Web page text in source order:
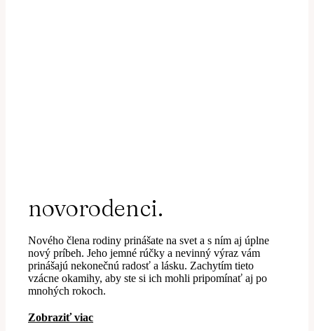
novorodenci.
Nového člena rodiny prinášate na svet a s ním aj úplne
nový príbeh. Jeho jemné rúčky a nevinný výraz vám
prinášajú nekonečnú radosť a lásku. Zachytím tieto
vzácne okamihy, aby ste si ich mohli pripomínať aj po
mnohých rokoch.
Zobraziť viac